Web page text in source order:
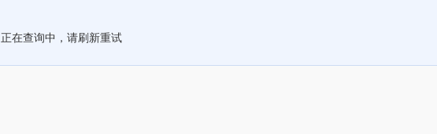
正在查询中，请刷新重试